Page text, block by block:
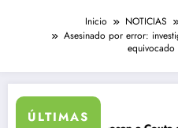
Inicio NOTICIAS
Asesinado por error:
equivocado
ÚLTIMAS